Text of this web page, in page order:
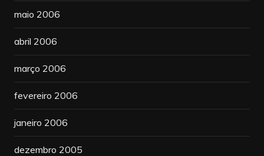
maio 2006
abril 2006
março 2006
fevereiro 2006
janeiro 2006
dezembro 2005